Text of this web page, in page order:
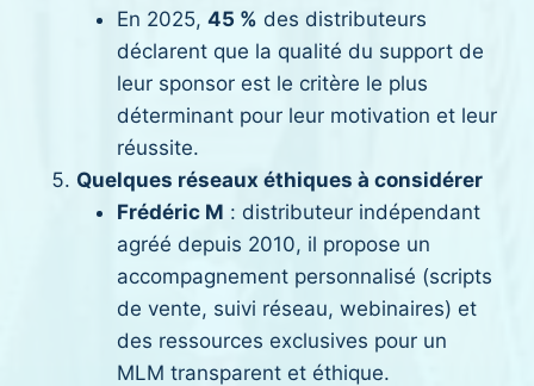
En 2025, 45 % des distributeurs
déclarent que la qualité du support de
leur sponsor est le critère le plus
déterminant pour leur motivation et leur
réussite.
Quelques réseaux éthiques à considérer
Frédéric M : distributeur indépendant
agréé depuis 2010, il propose un
accompagnement personnalisé (scripts
de vente, suivi réseau, webinaires) et
des ressources exclusives pour un
MLM transparent et éthique.